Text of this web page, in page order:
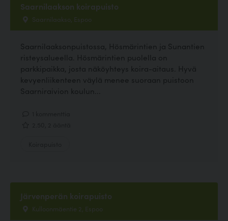
Saarnilaakson koirapuisto
Saarnilaakso, Espoo
Saarnilaaksonpuistossa, Hösmärintien ja Sunantien
risteysalueella. Hösmärintien puolella on
parkkipaikka, josta näköyhteys koira-aitaus. Hyvä
kevyenliikenteen väylä menee suoraan puistoon
Saarniraivion koulun...
Järvenperän koirapuisto
Kulloonmäentie 2, Espoo